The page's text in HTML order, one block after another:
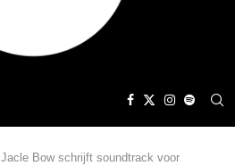
Jacle Bow schrijft soundtrack voor